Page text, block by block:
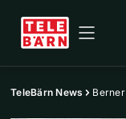
TeleBärn News